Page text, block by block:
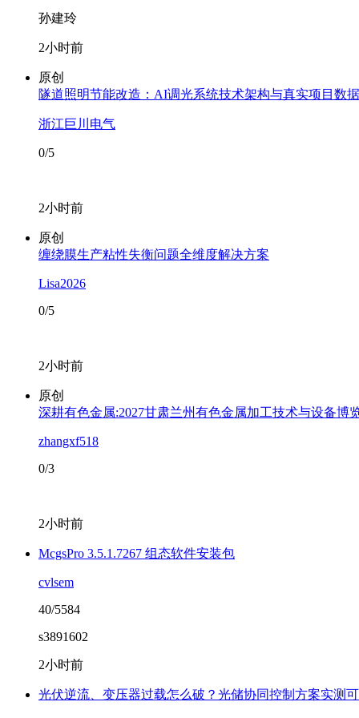
孙建玲
2小时前
原创
隧道照明节能改造：AI调光系统技术架构与真实项目数
浙江巨川电气
0/5
2小时前
原创
缠绕膜生产粘性失衡问题全维度解决方案
Lisa2026
0/5
2小时前
原创
深耕有色金属:2027甘肃兰州有色金属加工技术与设备博
zhangxf518
0/3
2小时前
McgsPro 3.5.1.7267 组态软件安装包
cvlsem
40/5584
s3891602
2小时前
光伏逆流、变压器过载怎么破？光储协同控制方案实测